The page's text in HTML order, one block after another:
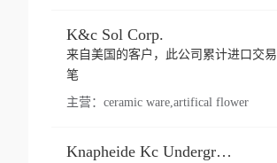
K&c Sol Corp.
来自美国的客户，此公司累计进口交易
笔
主营： ceramic ware,artifical flower
Knapheide Kc Underground